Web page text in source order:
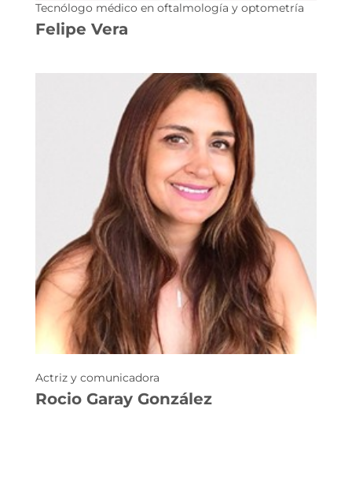
Tecnólogo médico en oftalmología y optometría
Felipe Vera
Actriz y comunicadora
Rocio Garay González